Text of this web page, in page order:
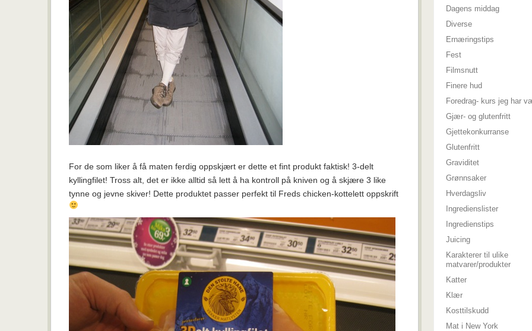
For de som liker å få maten ferdig oppskjært er dette et fint produkt faktisk! 3-delt
kyllingfilet! Tross alt, det er ikke alltid så lett å ha kontroll på kniven og å skjære 3 like
tynne og jevne skiver! Dette produktet passer perfekt til Freds chicken-kottelett oppskrift
Dagens middag
Diverse
Ernæringstips
Fest
Filmsnutt
Finere hud
Foredrag- kurs jeg har
Gjær- og glutenfritt
Gjettekonkurranse
Glutenfritt
Graviditet
Grønnsaker
Hverdagsliv
Ingredienslister
Ingredienstips
Juicing
Karakterer til ulike
matvarer/produkter
Katter
Klær
Kosttilskudd
Mat i New York